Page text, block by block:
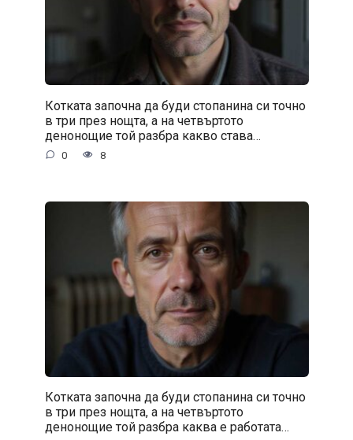
Котката започна да буди стопанина си точно
в три през нощта, а на четвъртото
денонощие той разбра какво става…
0 8
Котката започна да буди стопанина си точно
в три през нощта, а на четвъртото
денонощие той разбра каква е работата…